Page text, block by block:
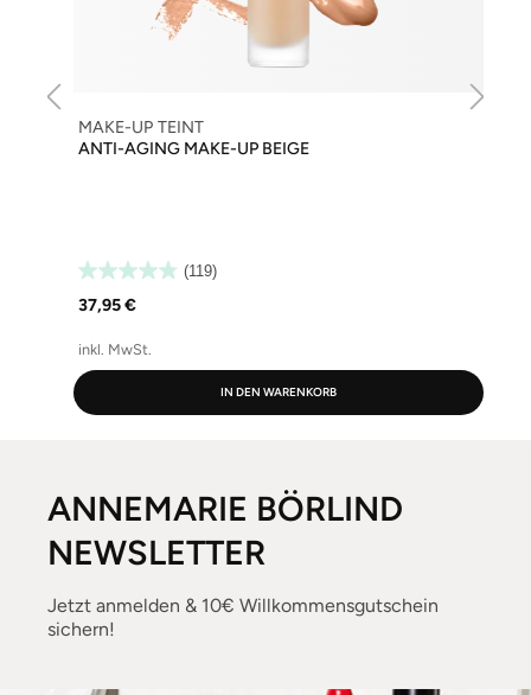
MAKE-UP TEINT
ANTI-AGING MAKE-UP BEIGE
(119)
37,95 €
inkl. MwSt.
IN DEN WARENKORB
ANNEMARIE BÖRLIND
NEWSLETTER
Jetzt anmelden & 10€ Willkommensgutschein
sichern!